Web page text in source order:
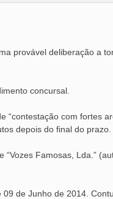
provável deliberação a
concursal.
com fortes
depois do final do prazo.
Famosas, Lda.”
de Junho de 2014.